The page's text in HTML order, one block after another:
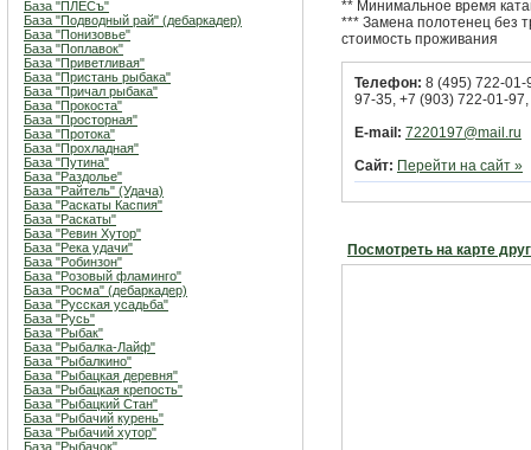
База "ПЛЕСъ"
База "Подводный рай" (дебаркадер)
База "Понизовье"
База "Поплавок"
База "Приветливая"
База "Пристань рыбака"
База "Причал рыбака"
База "Прокоста"
База "Просторная"
База "Протока"
База "Прохладная"
База "Путина"
База "Раздолье"
База "Райтель" (Удача)
База "Раскаты Каспия"
База "Раскаты"
База "Ревин Хутор"
База "Река удачи"
База "Робинзон"
База "Розовый фламинго"
База "Росма" (дебаркадер)
База "Русская усадьба"
База "Русь"
База "Рыбак"
База "Рыбалка-Лайф"
База "Рыбалкино"
База "Рыбацкая деревня"
База "Рыбацкая крепость"
База "Рыбацкий Стан"
База "Рыбачий курень"
База "Рыбачий хутор"
База "Рыбачок"
** Минимальное время
*** Замена полотенец без
стоимость проживания
Телефон: 8 (495) 722-01-
97-35, +7 (903) 722-01-
E-mail: 7220197@mail.ru
Сайт: Перейти на сайт »
Посмотреть на карте